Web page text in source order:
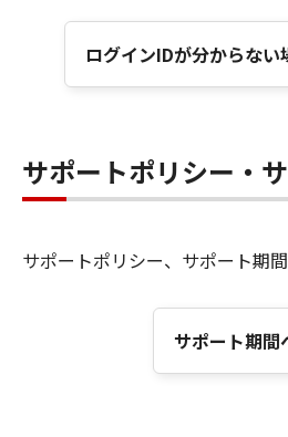
ログインIDが分からない
サポートポリシー・
サポートポリシー、サポート期
サポート期間